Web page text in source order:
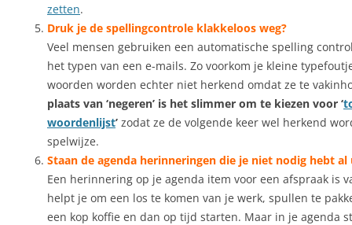
zetten.
Druk je de spellingcontrole klakkeloos weg?
Veel mensen gebruiken een automatische spelling
het typen van een e-mails. Zo voorkom je kleine
woorden worden echter niet herkend omdat ze te
plaats van ‘negeren’ is het slimmer om te kiezen voor ‘
woordenlijst’ zodat ze de volgende keer wel herkend
spelwijze.
Staan de agenda herinneringen die je niet nodig hebt al
Een herinnering op je agenda item voor een afspraak is
helpt je om een los te komen van je werk, spullen te
een kop koffie en dan op tijd starten. Maar in je agenda